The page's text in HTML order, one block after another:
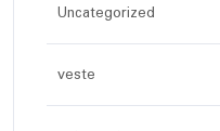
Uncategorized
veste